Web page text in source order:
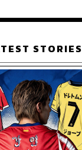
STORIES